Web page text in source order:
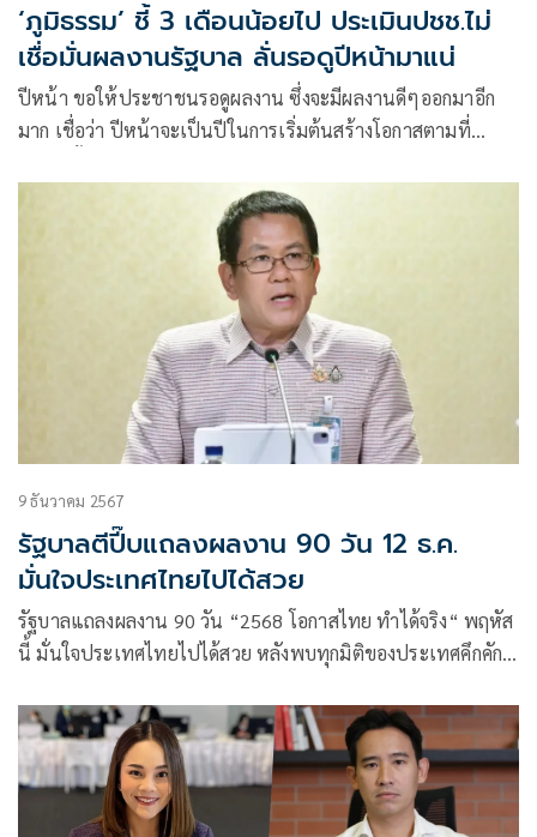
‘ภูมิธรรม’ ชี้ 3 เดือนน้อยไป ประเมินปชช.ไม่
เชื่อมั่นผลงานรัฐบาล ลั่นรอดูปีหน้ามาแน่
ปีหน้า ขอให้ประชาชนรอดูผลงาน ซึ่งจะมีผลงานดีๆออกมาอีก
มาก เชื่อว่า ปีหน้าจะเป็นปีในการเริ่มต้นสร้างโอกาสตามที่
9 ธันวาคม 2567
รัฐบาลตีปี๊บแถลงผลงาน 90 วัน 12 ธ.ค.
มั่นใจประเทศไทยไปได้สวย
รัฐบาลแถลงผลงาน 90 วัน “2568 โอกาสไทย ทำได้จริง“ พฤหัส
นี้ มั่นใจประเทศไทยไปได้สวย หลังพบทุกมิติของประเทศคึกคัก